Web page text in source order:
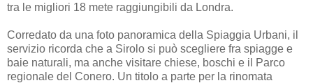
tra le migliori 18 mete raggiungibili da Londra.
Corredato da una foto panoramica della Spiaggia Urbani, il
servizio ricorda che a Sirolo si può scegliere fra spiagge e
baie naturali, ma anche visitare chiese, boschi e il Parco
regionale del Conero. Un titolo a parte per la rinomata